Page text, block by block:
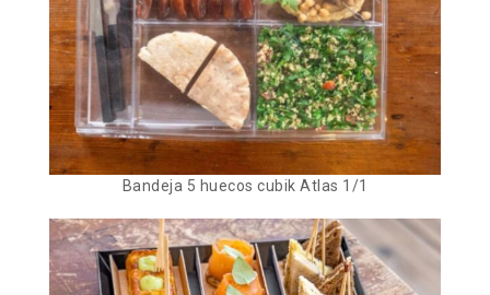
Bandeja 5 huecos cubik Atlas 1/1